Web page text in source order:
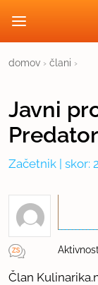
domov › člani ›
Javni
Začetnik | skor:
Član